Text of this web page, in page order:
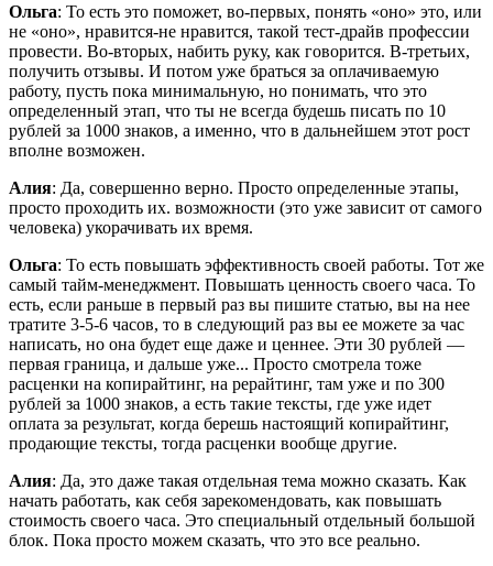
Ольга: То есть это поможет, во-первых, понять «оно» это, или
не «оно», нравится-не нравится, такой тест-драйв профессии
провести. Во-вторых, набить руку, как говорится. В-третьих,
получить отзывы. И потом уже браться за оплачиваемую
работу, пусть пока минимальную, но понимать, что это
определенный этап, что ты не всегда будешь писать по 10
рублей за 1000 знаков, а именно, что в дальнейшем этот рост
вполне возможен.
Алия: Да, совершенно верно. Просто определенные этапы,
просто проходить их. возможности (это уже зависит от самого
человека) укорачивать их время.
Ольга: То есть повышать эффективность своей работы. Тот же
самый тайм-менеджмент. Повышать ценность своего часа. То
есть, если раньше в первый раз вы пишите статью, вы на нее
тратите 3-5-6 часов, то в следующий раз вы ее можете за час
написать, но она будет еще даже и ценнее. Эти 30 рублей —
первая граница, и дальше уже... Просто смотрела тоже
расценки на копирайтинг, на рерайтинг, там уже и по 300
рублей за 1000 знаков, а есть такие тексты, где уже идет
оплата за результат, когда берешь настоящий копирайтинг,
продающие тексты, тогда расценки вообще другие.
Алия: Да, это даже такая отдельная тема можно сказать. Как
начать работать, как себя зарекомендовать, как повышать
стоимость своего часа. Это специальный отдельный большой
блок. Пока просто можем сказать, что это все реально.